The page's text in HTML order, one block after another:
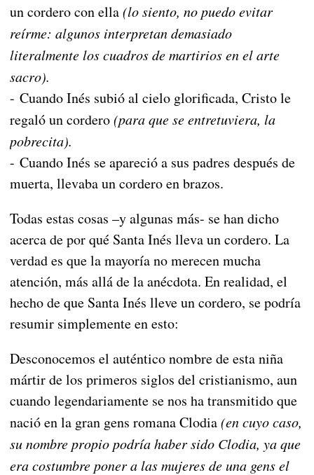
un cordero con ella(lo siento, no puedo evitar
reírme: algunos interpretan demasiado
literalmente los cuadros de martirios en el arte
sacro).
- Cuando Inés subió al cielo glorificada, Cristo le
regaló un cordero(para que se entretuviera, la
pobrecita).
- Cuando Inés se apareció a sus padres después de
muerta, llevaba un cordero en brazos.
Todas estas cosas –y algunas más- se han dicho
acerca de por qué Santa Inés lleva un cordero. La
verdad es que la mayoría no merecen mucha
atención, más allá de la anécdota. En realidad, el
hecho de que Santa Inés lleve un cordero, se podría
resumir simplemente en esto:
Desconocemos el auténtico nombre de esta niña
mártir de los primeros siglos del cristianismo, aun
cuando legendariamente se nos ha transmitido que
nació en la gran gens romana Clodia(en cuyo caso,
su nombre propio podría haber sido Clodia, ya que
era costumbre poner a las mujeres de una gens el